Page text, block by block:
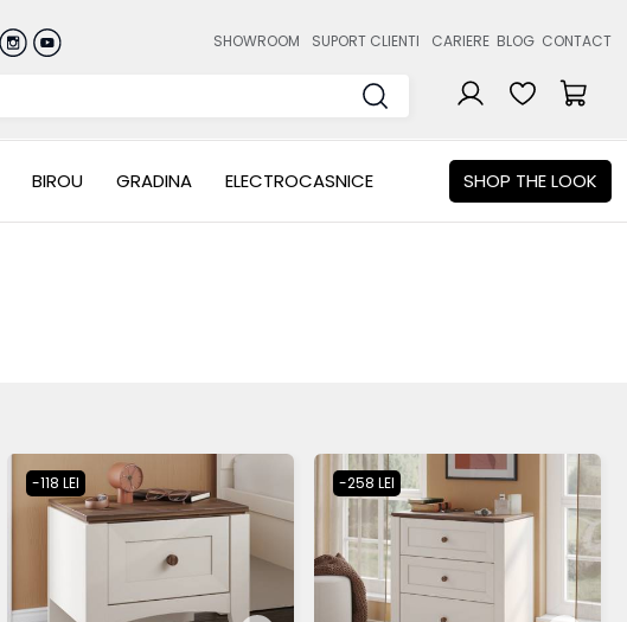
SHOWROOM SUPORT CLIENTI CARIERE BLOG CONTACT
BIROU GRADINA ELECTROCASNICE SHOP THE LOOK
-118 LEI -258 LEI